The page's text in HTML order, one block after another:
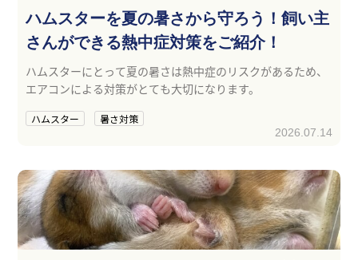
ハムスターを夏の暑さから守ろう！飼い主
さんができる熱中症対策をご紹介！
ハムスターにとって夏の暑さは熱中症のリスクがあるため、
エアコンによる対策がとても大切になります。
ハムスター 暑さ対策
2026.07.14